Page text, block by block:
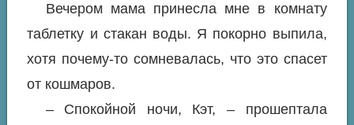
Вечером мама принесла мне в комнату
таблетку и стакан воды. Я покорно выпила,
хотя почему-то сомневалась, что это спасет
от кошмаров.
– Спокойной ночи, Кэт, – прошептала